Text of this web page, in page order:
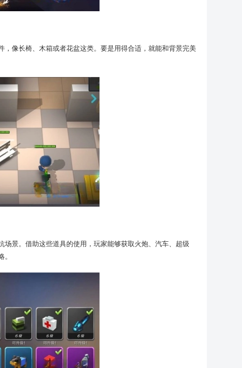
像长椅、木箱或者花盆这类。要是用得合适，就能和背景完美
景。借助这些道具的使用，玩家能够获取火炮、汽车、超级
。